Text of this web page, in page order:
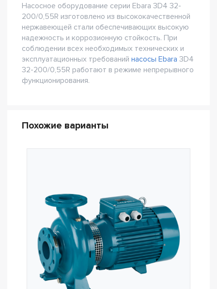
Насосное оборудование серии Ebara 3D4 32-
200/0,55R изготовлено из высококачественной
нержавеющей стали обеспечивающих высокую
надежность и коррозионную стойкость. При
соблюдении всех необходимых технических и
эксплуатационных требований насосы Ebara 3D4
32-200/0,55R работают в режиме непрерывного
функционирования.
Похожие варианты